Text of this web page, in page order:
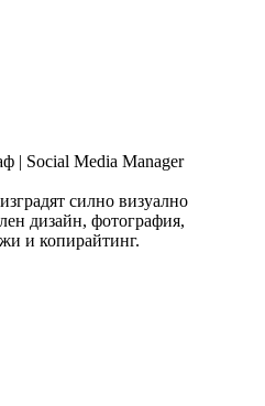
| Social Media Manager
силно визуално
дизайн, фотография,
и копирайтинг.